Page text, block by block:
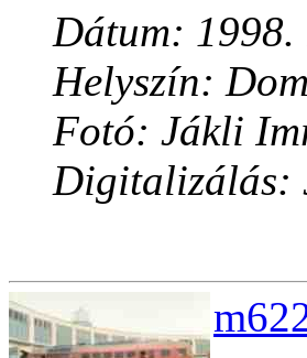
Dátum: 1998.
Helyszín:
Fotó: Jákli
Digitalizálás: